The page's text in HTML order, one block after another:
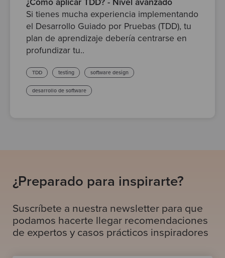
¿Cómo aplicar TDD? - Nivel avanzado
Si tienes mucha experiencia implementando
el Desarrollo Guiado por Pruebas (TDD), tu
plan de aprendizaje debería centrarse en
profundizar tu..
TDD testing software design
desarrollo de software
¿Preparado para inspirarte?
Suscríbete a nuestra newsletter para que
podamos hacerte llegar recomendaciones
de expertos y casos prácticos inspiradores